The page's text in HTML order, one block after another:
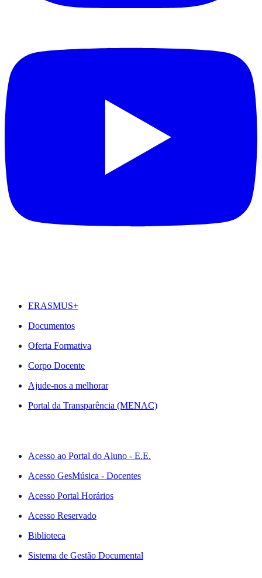
ERASMUS+
Documentos
Oferta Formativa
Corpo Docente
Ajude-nos a melhorar
Portal da Transparência (MENAC)
Acesso ao Portal do Aluno - E.E.
Acesso GesMúsica - Docentes
Acesso Portal Horários
Acesso Reservado
Biblioteca
Sistema de Gestão Documental